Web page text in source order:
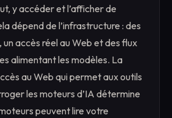
y accéder et l’afficher de
dépend de l’infrastructure : des
accès réel au Web et des flux
alimentant les modèles. La
au Web qui permet aux outils
les moteurs d’IA détermine
peuvent lire votre